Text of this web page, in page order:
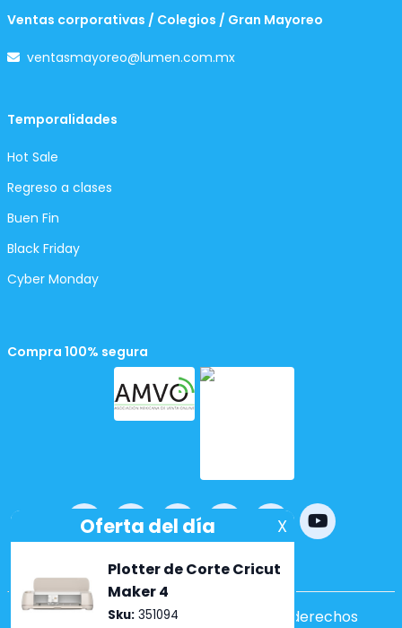
Ventas corporativas / Colegios / Gran Mayoreo
ventasmayoreo@lumen.com.mx
Temporalidades
Hot Sale
Regreso a clases
Buen Fin
Black Friday
Cyber Monday
Compra 100% segura
Powered bynopCommerce
Copyright ©2026 Lumen. Todos los derechos